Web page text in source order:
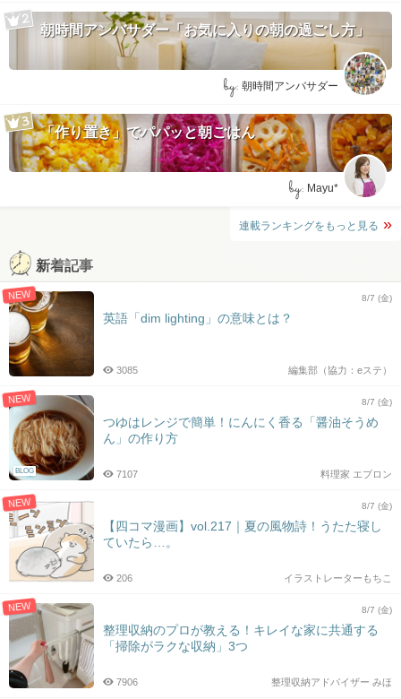
朝時間アンバサダー「お気に入りの朝の過ごし方」
by: 朝時間アンバサダー
「作り置き」でパパッと朝ごはん
by: Mayu*
連載ランキングをもっと見る
新着記事
NEW 8/7 (金)
英語「dim lighting」の意味とは？
編集部（協力：eステ）
3085
NEW
BLOG
8/7 (金)
つゆはレンジで簡単！にんにく香る「醤油そうめ
ん」の作り方
料理家 エプロン
7107
NEW 8/7 (金)
【四コマ漫画】vol.217｜夏の風物詩！うたた寝し
ていたら…。
イラストレーターもちこ
206
NEW 8/7 (金)
整理収納のプロが教える！キレイな家に共通する
「掃除がラクな収納」3つ
整理収納アドバイザー みほ
7906